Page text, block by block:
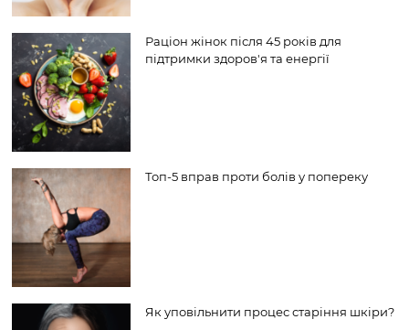
Раціон жінок після 45 років для
підтримки здоров'я та енергії
Топ-5 вправ проти болів у попереку
Як уповільнити процес старіння шкіри?